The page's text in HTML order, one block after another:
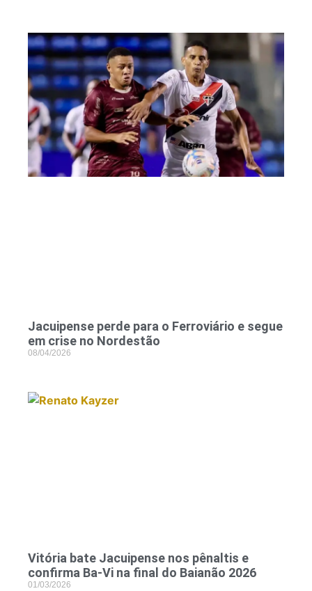
Jacuipense perde para o Ferroviário e segue
em crise no Nordestão
08/04/2026
Vitória bate Jacuipense nos pênaltis e
confirma Ba-Vi na final do Baianão 2026
01/03/2026